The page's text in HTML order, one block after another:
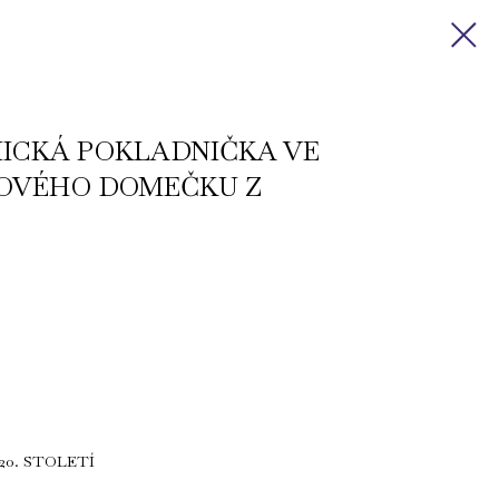
POKLADNIČKA VE
DOMEČKU Z
STOLETÍ